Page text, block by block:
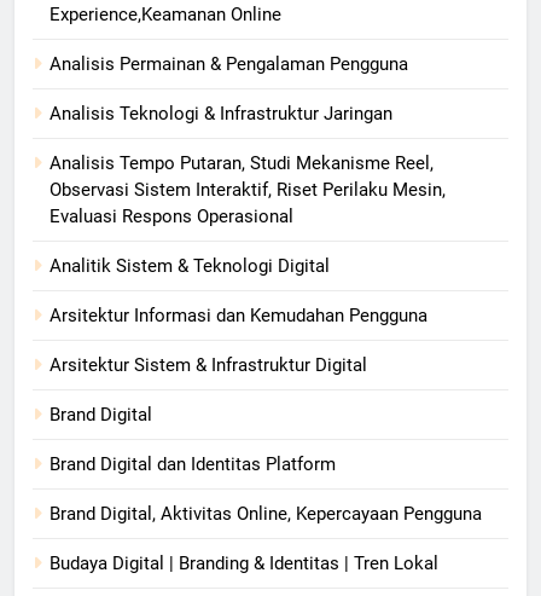
Experience,Keamanan Online
Analisis Permainan & Pengalaman Pengguna
Analisis Teknologi & Infrastruktur Jaringan
Analisis Tempo Putaran, Studi Mekanisme Reel,
Observasi Sistem Interaktif, Riset Perilaku Mesin,
Evaluasi Respons Operasional
Analitik Sistem & Teknologi Digital
Arsitektur Informasi dan Kemudahan Pengguna
Arsitektur Sistem & Infrastruktur Digital
Brand Digital
Brand Digital dan Identitas Platform
Brand Digital, Aktivitas Online, Kepercayaan Pengguna
Budaya Digital | Branding & Identitas | Tren Lokal